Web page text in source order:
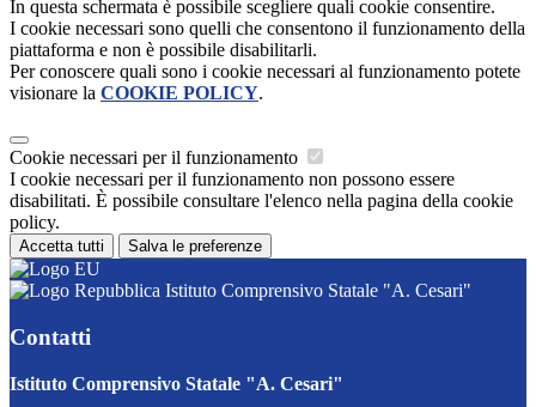
In questa schermata è possibile scegliere quali cookie consentire.
I cookie necessari sono quelli che consentono il funzionamento della
piattaforma e non è possibile disabilitarli.
Per conoscere quali sono i cookie necessari al funzionamento potete
visionare la COOKIE POLICY.
Cookie necessari per il funzionamento
I cookie necessari per il funzionamento non possono essere
disabilitati. È possibile consultare l'elenco nella pagina della cookie
policy.
Accetta tutti Salva le preferenze
Istituto Comprensivo Statale "A. Cesari"
Contatti
Istituto Comprensivo Statale "A. Cesari"